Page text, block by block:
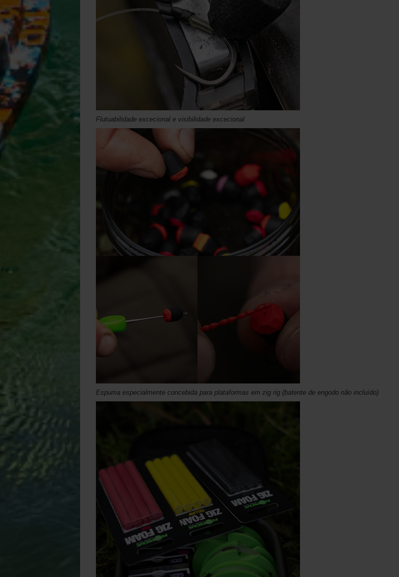
Flutuabilidade excecional e visibilidade excecional
Espuma especialmente concebida para plataformas em zig rig (batente de engodo não incluído)